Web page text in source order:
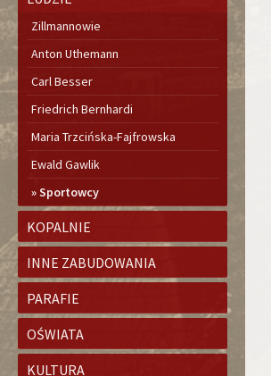
Zillmannowie
Anton Uthemann
Carl Besser
Friedrich Bernhardi
Maria Trzcińska-Fajfrowska
Ewald Gawlik
Sportowcy
KOPALNIE
INNE ZABUDOWANIA
PARAFIE
OŚWIATA
KULTURA